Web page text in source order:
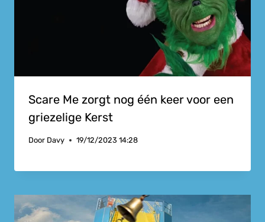
Scare Me zorgt nog één keer voor een
griezelige Kerst
Door Davy 19/12/2023 14:28